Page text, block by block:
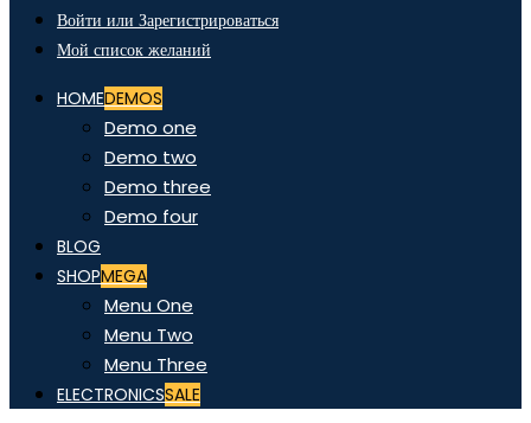
Войти или Зарегистрироваться
Мой список желаний
HOMEDEMOS
Demo one
Demo two
Demo three
Demo four
BLOG
SHOPMEGA
Menu One
Menu Two
Menu Three
ELECTRONICSSALE